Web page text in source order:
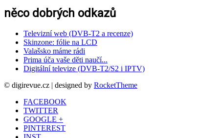
něco dobrých odkazů
Televizní web (DVB-T2 a recenze)
Skinzone: fólie na LCD
Valašsko máme rádi
Prima úča vaše děti naučí...
Digitální televize (DVB-T2/S2 i IPTV)
© digirevue.cz | designed by RocketTheme
FACEBOOK
TWITTER
GOOGLE +
PINTEREST